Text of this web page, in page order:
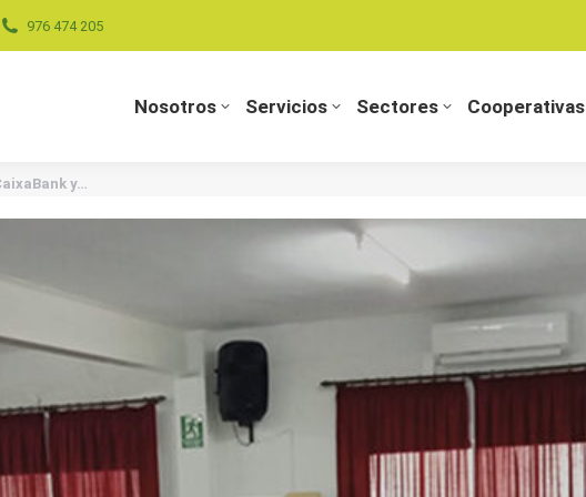
976 474 205
Nosotros Servicios Sectores Cooperativas
y…